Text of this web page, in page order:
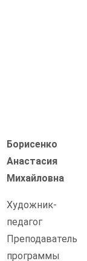
Борисенко
Анастасия
Михайловна
Художник-
педагог
Преподаватель
программы